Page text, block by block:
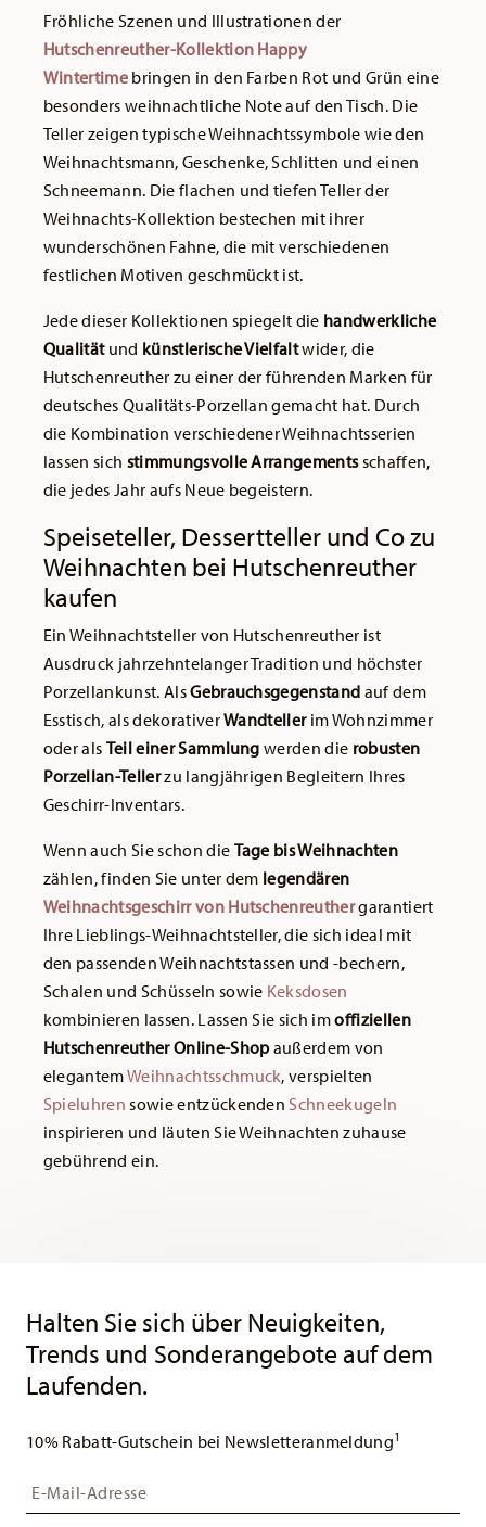
Fröhliche Szenen und Illustrationen der
Hutschenreuther-Kollektion Happy
Wintertime bringen in den Farben Rot und Grün eine
besonders weihnachtliche Note auf den Tisch. Die
Teller zeigen typische Weihnachtssymbole wie den
Weihnachtsmann, Geschenke, Schlitten und einen
Schneemann. Die flachen und tiefen Teller der
Weihnachts-Kollektion bestechen mit ihrer
wunderschönen Fahne, die mit verschiedenen
festlichen Motiven geschmückt ist.
Jede dieser Kollektionen spiegelt die handwerkliche
Qualitätund künstlerische Vielfaltwider, die
Hutschenreuther zu einer der führenden Marken für
deutsches Qualitäts-Porzellan gemacht hat. Durch
die Kombination verschiedener Weihnachtsserien
lassen sich stimmungsvolle Arrangementsschaffen,
die jedes Jahr aufs Neue begeistern.
Speiseteller, Dessertteller und Co zu
Weihnachten bei Hutschenreuther
kaufen
Ein Weihnachtsteller von Hutschenreuther ist
Ausdruck jahrzehntelanger Tradition und höchster
Porzellankunst. AlsGebrauchsgegenstand auf dem
Esstisch, als dekorativerWandtellerim Wohnzimmer
oder als Teil einer Sammlung werden die robusten
Porzellan-Tellerzu langjährigen Begleitern Ihres
Geschirr-Inventars.
Wenn auch Sie schon die Tage bis Weihnachten
zählen, finden Sie unter dem legendären
Weihnachtsgeschirr von Hutschenreuthergarantiert
Ihre Lieblings-Weihnachtsteller, die sich ideal mit
den passenden Weihnachtstassen und -bechern,
Schalen und Schüsseln sowie Keksdosen
kombinieren lassen. Lassen Sie sich imoffiziellen
Hutschenreuther Online-Shopaußerdem von
elegantemWeihnachtsschmuck, verspielten
Spieluhren sowie entzückenden Schneekugeln
inspirieren und läuten Sie Weihnachten zuhause
gebührend ein.
Halten Sie sich über Neuigkeiten,
Trends und Sonderangebote auf dem
Laufenden.
10% Rabatt-Gutschein bei Newsletteranmeldung1